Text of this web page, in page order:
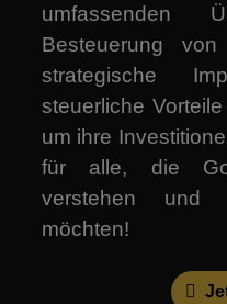
umfassenden
Besteuerung
strategische
steuerliche
um ihre
für alle, die
verstehen und
möchten!